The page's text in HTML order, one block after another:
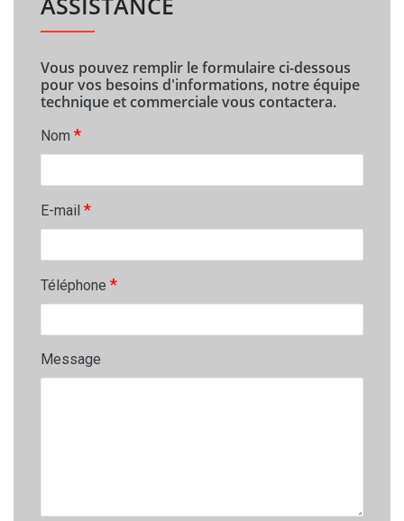
Vous pouvez remplir le formulaire ci-dessous
pour vos besoins d'informations, notre équipe
technique et commerciale vous contactera.
Nom *
E-mail *
Téléphone *
Message